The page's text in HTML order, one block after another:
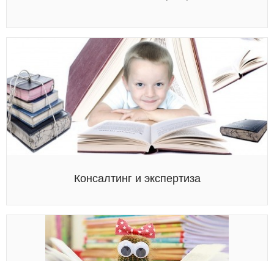
Консалтинг и экспертиза